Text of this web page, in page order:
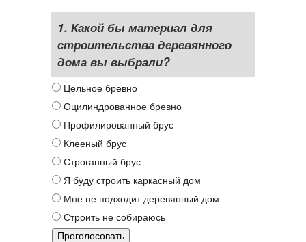
1. Какой бы материал для
строительства деревянного
дома вы выбрали?
Цельное бревно
Оцилиндрованное бревно
Профилированный брус
Клееный брус
Строганный брус
Я буду строить каркасный дом
Мне не подходит деревянный дом
Строить не собираюсь